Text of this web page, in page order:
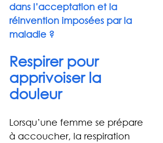
dans l’acceptation et la
réinvention imposées par la
maladie ?
Respirer pour
apprivoiser la
douleur
Lorsqu’une femme se prépare
à accoucher, la respiration